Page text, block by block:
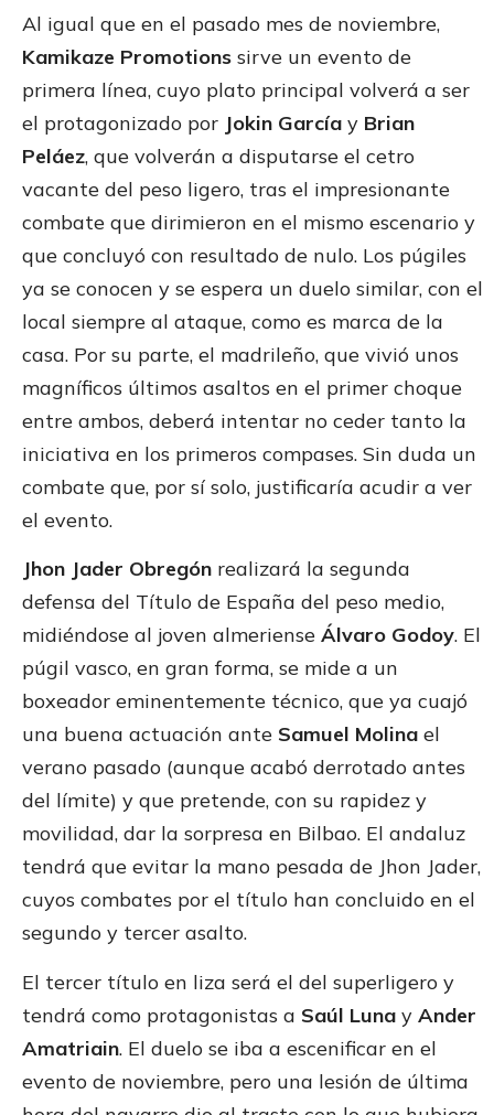
Al igual que en el pasado mes de noviembre,
Kamikaze Promotions sirve un evento de
primera línea, cuyo plato principal volverá a ser
el protagonizado por Jokin García y Brian
Peláez, que volverán a disputarse el cetro
vacante del peso ligero, tras el impresionante
combate que dirimieron en el mismo escenario y
que concluyó con resultado de nulo. Los púgiles
ya se conocen y se espera un duelo similar, con el
local siempre al ataque, como es marca de la
casa. Por su parte, el madrileño, que vivió unos
magníficos últimos asaltos en el primer choque
entre ambos, deberá intentar no ceder tanto la
iniciativa en los primeros compases. Sin duda un
combate que, por sí solo, justificaría acudir a ver
el evento.
Jhon Jader Obregón realizará la segunda
defensa del Título de España del peso medio,
midiéndose al joven almeriense Álvaro Godoy. El
púgil vasco, en gran forma, se mide a un
boxeador eminentemente técnico, que ya cuajó
una buena actuación ante Samuel Molina el
verano pasado (aunque acabó derrotado antes
del límite) y que pretende, con su rapidez y
movilidad, dar la sorpresa en Bilbao. El andaluz
tendrá que evitar la mano pesada de Jhon Jader,
cuyos combates por el título han concluido en el
segundo y tercer asalto.
El tercer título en liza será el del superligero y
tendrá como protagonistas a Saúl Luna y Ander
Amatriain. El duelo se iba a escenificar en el
evento de noviembre, pero una lesión de última